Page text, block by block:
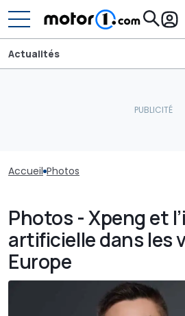
Actualités
Accueil Photos
Photos - Xpeng et
artificielle dans les
Europe